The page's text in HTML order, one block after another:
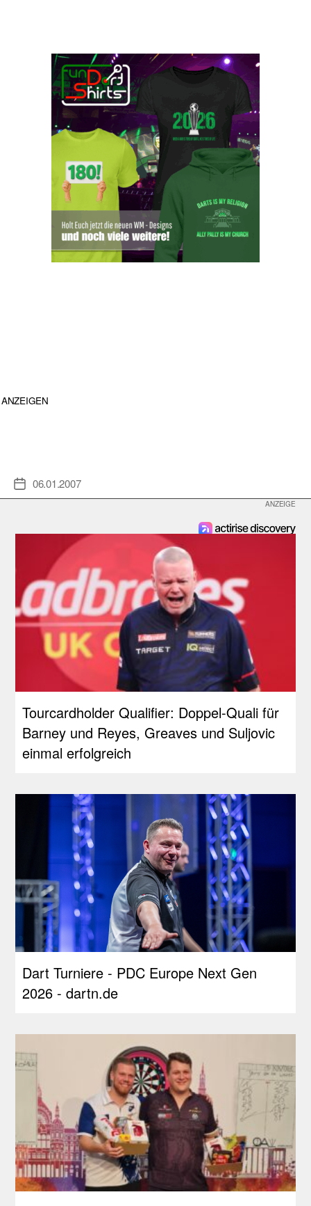
ANZEIGEN
Veröffentlichungsdatum
06.01.2007
Tourcardholder Qualifier: Doppel-Quali für
Barney und Reyes, Greaves und Suljovic
einmal erfolgreich
Dart Turniere - PDC Europe Next Gen
2026 - dartn.de